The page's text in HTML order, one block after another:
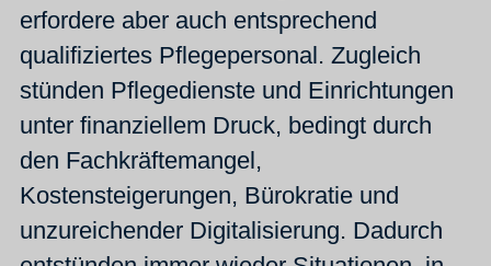
erfordere aber auch entsprechend
qualifiziertes Pflegepersonal. Zugleich
stünden Pflegedienste und Einrichtungen
unter finanziellem Druck, bedingt durch
den Fachkräftemangel,
Kostensteigerungen, Bürokratie und
unzureichender Digitalisierung. Dadurch